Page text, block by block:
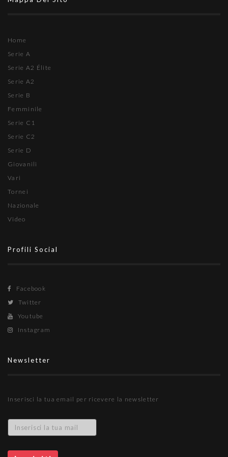
Home
Serie A
Serie A2 Élite
Serie A2
Serie B
Femminile
Serie C1
Serie C2
Serie D
Giovanili
Vari
Tornei
Nazionale
Video
Profili Social
Facebook
Twitter
Youtube
Instagram
Newsletter
Inserisci la tua email per ricevere la newsletter